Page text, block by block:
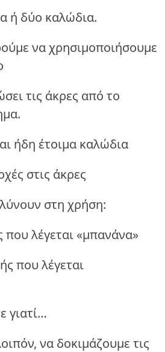
ή δύο καλώδια.
να χρησιμοποιήσουμε
τις άκρες από το
ήδη έτοιμα καλώδια
στις άκρες
στη χρήση:
λέγεται «μπανάνα»
που λέγεται
γιατί…
να δοκιμάζουμε τις